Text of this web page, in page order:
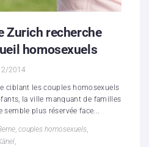
Zurich recherche
homosexuels
2014
ciblant les couples homosexuels
la ville manquant de familles
semble plus réservée face...
, couples homosexuels,
,